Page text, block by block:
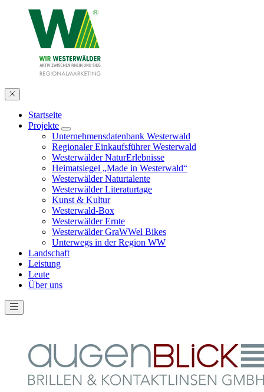
Startseite
Projekte
Unternehmensdatenbank Westerwald
Regionaler Einkaufsführer Westerwald
Westerwälder NaturErlebnisse
Heimatsiegel „Made in Westerwald“
Westerwälder Naturtalente
Westerwälder Literaturtage
Kunst & Kultur
Westerwald-Box
Westerwälder Ernte
Westerwälder GraWWel Bikes
Unterwegs in der Region WW
Landschaft
Leistung
Leute
Über uns